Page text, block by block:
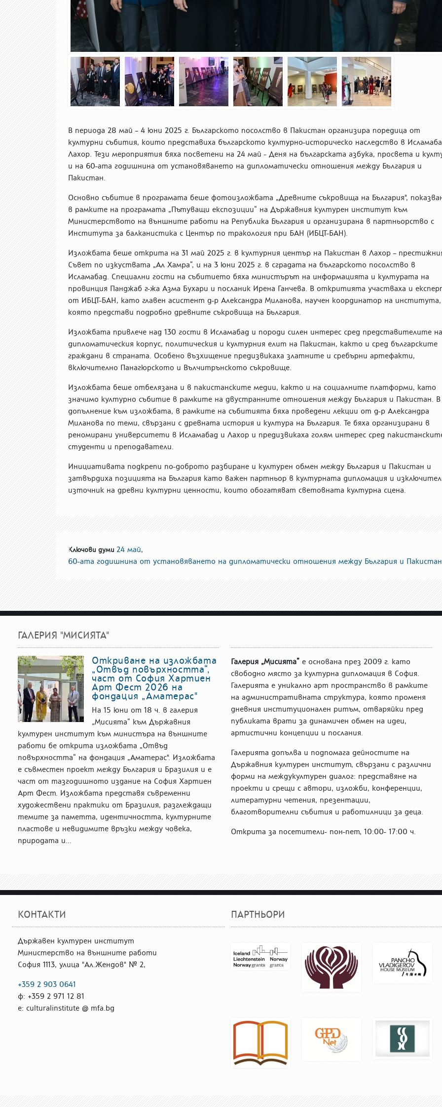
В периода 28 май – 4 юни 2025 г. Българското посолство в Пакистан организира поредица от
културни събития, които представиха българското културно-историческо наследство в
Лахор. Тези мероприятия бяха посветени на 24 май - Деня на българската азбука, просвета и
и на 60-ата годишнина от установяването на дипломатически отношения между България и
Пакистан.
Основно събитие в програмата беше фотоизложбата „Древните съкровища на България",
в рамките на програмата „Пътуващи експозиции“ на Държавния културен институт към
Министерството на външните работи на Република България и организирана в партньорство с
Института за балканистика с Център по тракология при БАН (ИБЦТ-БАН).
Изложбата беше открита на 31 май 2025 г. в културния център на Пакистан в Лахор –
Съвет по изкуствата „Ал Хамра“, и на 3 юни 2025 г. в сградата на българското посолство в
Исламабад. Специални гости на събитието бяха министърът на информацията и културата на
провинция Панджаб г-жа Азма Бухари и посланик Ирена Ганчева. В откритията участваха и
от ИБЦТ-БАН, като главен асистент д-р Александра Миланова, научен координатор на института,
която представи подробно древните съкровища на България.
Изложбата привлече над 130 гости в Исламабад и породи силен интерес сред представителите на
дипломатическия корпус, политическия и културния елит на Пакистан, както и сред българските
граждани в страната. Особено възхищение предизвикаха златните и сребърни артефакти,
включително Панагюрското и Вълчитрънското съкровище.
Изложбата беше отбелязана и в пакистанските медии, както и на социалните платформи, като
значимо културно събитие в рамките на двустранните отношения между България и Пакистан. В
допълнение към изложбата, в рамките на събитията бяха проведени лекции от д-р Александра
Миланова по теми, свързани с древната история и култура на България. Те бяха организирани в
реномирани университети в Исламабад и Лахор и предизвикаха голям интерес сред
студенти и преподаватели.
Инициативата подкрепи по-доброто разбиране и културен обмен между България и Пакистан и
затвърдиха позицията на България като важен партньор в културната дипломация и
източник на древни културни ценности, които обогатяват световната културна сцена.
Ключови думи 24 май,
60-ата годишнина от установяването на дипломатически отношения между България и Пакистан
ГАЛЕРИЯ "МИСИЯТА"
Откриване на изложбата
„Отвъд повърхността“,
част от София Хартиен
Арт Фест 2026 на
фондация „Аматерас"
На 15 юни от 18 ч. в галерия
„Мисията“ към Държавния
културен институт към министъра на външните
работи бе открита изложбата „Отвъд
повърхността“ на фондация „Аматерас". Изложбата
е съвместен проект между България и Бразилия и е
част от тазгодишното издание на София Хартиен
Арт Фест. Изложбата представя съвременни
художествени практики от Бразилия, разглеждащи
темите за паметта, идентичността, културните
пластове и невидимите връзки между човека,
природата и...
Галерия „Мисията” е основана през 2009 г. като
свободно място за културна дипломация в София.
Галерията е уникално арт пространство в рамките
на административната структура, която променя
дневния институционален ритъм, отваряйки пред
публиката врати за динамичен обмен на идеи,
артистични концепции и послания.
Галерията допълва и подпомага дейностите на
Държавния културен институт, свързани с различни
форми на междукултурен диалог: представяне на
проекти и срещи с автори, изложби, конференции,
литературни четения, презентации,
благотворителни събития и работилници за деца.
Открита за посетители- пон-пет, 10:00- 17:00 ч.
КОНТАКТИ
Държавен културен институт
Министерство на външните работи
София 1113, улица "Ал.Жендов" № 2,
+359 2 903 0641
ф: +359 2 971 12 81
е: culturalinstitute @ mfa.bg
ПАРТНЬОРИ